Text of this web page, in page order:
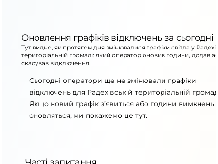
Оновлення графіків відключень за сьогодні
Тут видно, як протягом дня змінювалися графіки світла у
територіальній громаді: який оператор оновив години, додав
скасував відключення.
Сьогодні оператори ще не змінювали графіки
відключень для Радехівській територіальній
Якщо новий графік з’явиться або години вимкнень
оновляться, ми покажемо це тут.